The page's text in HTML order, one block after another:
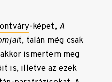
-képet, A
t, talán még csak
ismertem meg
is, illetve az ezek